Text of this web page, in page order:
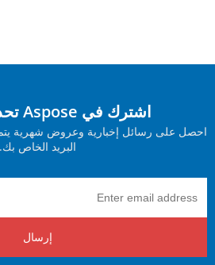
اشترك في Aspose تحديثات المنتج
احصل على رسائل إخبارية وعروض شهرية
البريد الخاص بك.
إرسال